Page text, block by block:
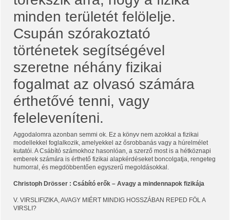
minden területét felölelje.
Csupán szórakoztató
történetek segítségével
szeretne néhány fizikai
fogalmat az olvasó számára
érthetővé tenni, vagy
feleleveníteni.
Aggodalomra azonban semmi ok. Ez a könyv nem azokkal a fizikai
modellekkel foglalkozik, amelyekkel az ősrobbanás vagy a húrelmélet
kutatói. A Csábító számokhoz hasonlóan, a szerző most is a hétköznapi
emberek számára is érthető fizikai alapkérdéseket boncolgatja, rengeteg
humorral, és megdöbbentően egyszerű megoldásokkal.
Christoph Drösser : Csábító erők – Avagy a mindennapok fizikája
V. VIRSLIFIZIKA, AVAGY MIÉRT MINDIG HOSSZÁBAN REPED FÖL A
VIRSLI?